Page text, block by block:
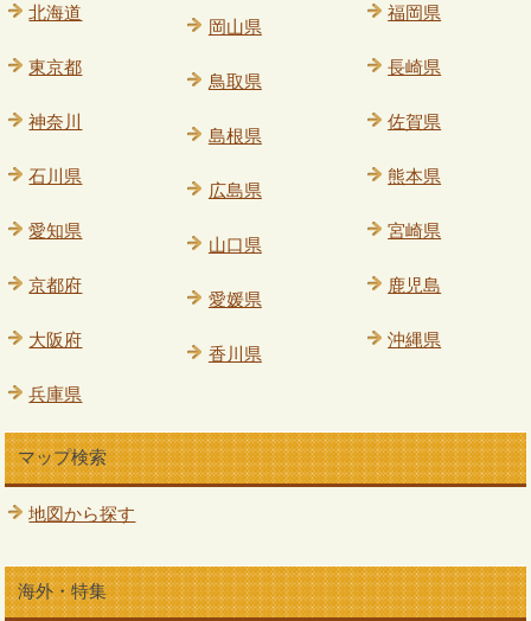
北海道
東京都
神奈川
石川県
愛知県
京都府
大阪府
兵庫県
岡山県
鳥取県
島根県
広島県
山口県
愛媛県
香川県
福岡県
長崎県
佐賀県
熊本県
宮崎県
鹿児島
沖縄県
マップ検索
地図から探す
海外・特集